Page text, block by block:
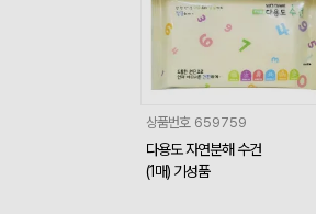
상품번호 659759
다용도 자연분해 수건
(1매) 기성품